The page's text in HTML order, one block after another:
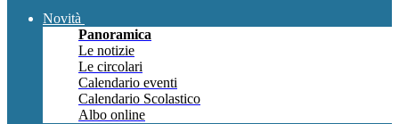
Novità
Panoramica
Le notizie
Le circolari
Calendario eventi
Calendario Scolastico
Albo online